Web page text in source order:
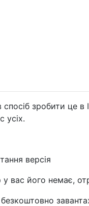
зробити це в
усіх.
версія
вас його немає,